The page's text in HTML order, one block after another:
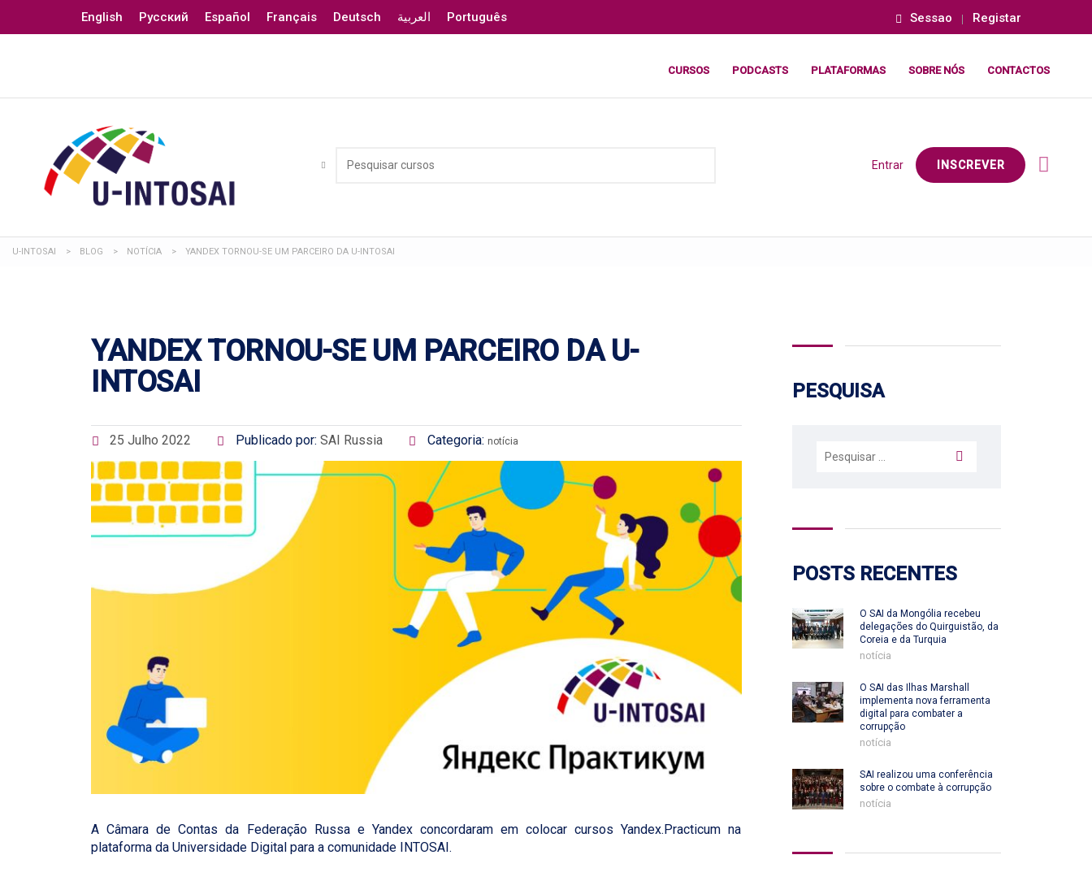
English Русский Español Français Deutsch العربية Português Sessao Registar
CURSOS PODCASTS PLATAFORMAS SOBRE NÓS CONTACTOS
Entrar INSCREVER
U-INTOSAI > BLOG > NOTÍCIA > YANDEX TORNOU-SE UM PARCEIRO DA U-INTOSAI
YANDEX TORNOU-SE UM PARCEIRO DA U-
INTOSAI
25 Julho 2022 Publicado por: SAI Russia Categoria: notícia
A Câmara de Contas da Federação Russa e Yandex concordaram em colocar cursos Yandex.Practicum na
plataforma da Universidade Digital para a comunidade INTOSAI.
PESQUISA
Pesquisar
POSTS RECENTES
O SAI da Mongólia recebeu
delegações do Quirguistão, da
Coreia e da Turquia
notícia
O SAI das Ilhas Marshall
implementa nova ferramenta
digital para combater a
corrupção
notícia
SAI realizou uma conferência
sobre o combate à corrupção
notícia